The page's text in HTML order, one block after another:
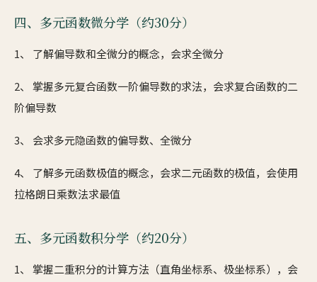
四、多元函数微分学（约30分）
1、 了解偏导数和全微分的概念，会求全微分
2、 掌握多元复合函数一阶偏导数的求法，会求复合函数的二
阶偏导数
3、 会求多元隐函数的偏导数、全微分
4、 了解多元函数极值的概念，会求二元函数的极值，会使用
拉格朗日乘数法求最值
五、多元函数积分学（约20分）
1、 掌握二重积分的计算方法（直角坐标系、极坐标系），会